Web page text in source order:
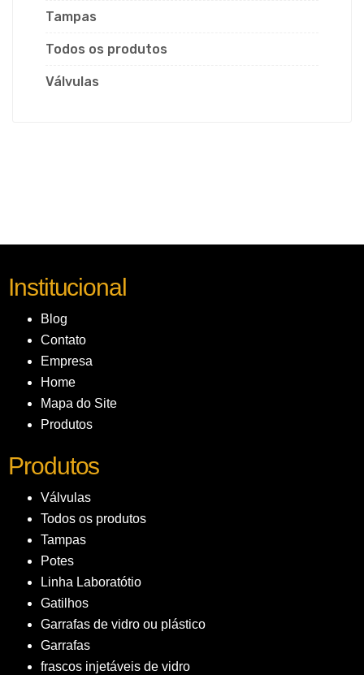
Tampas
Todos os produtos
Válvulas
Institucional
Blog
Contato
Empresa
Home
Mapa do Site
Produtos
Produtos
Válvulas
Todos os produtos
Tampas
Potes
Linha Laboratótio
Gatilhos
Garrafas de vidro ou plástico
Garrafas
frascos injetáveis de vidro